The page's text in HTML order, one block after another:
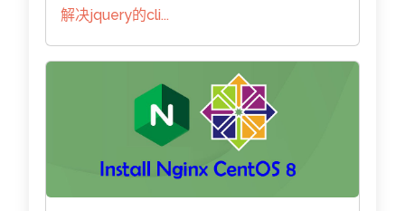
解决jquery的cli...